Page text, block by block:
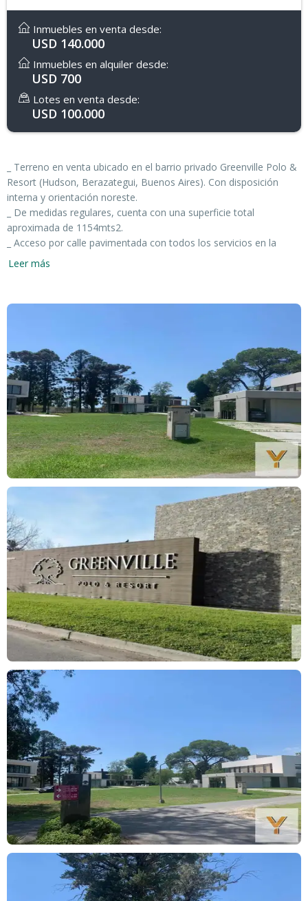
Inmuebles en venta desde:
USD 140.000
Inmuebles en alquiler desde:
USD 700
Lotes en venta desde:
USD 100.000
_ Terreno en venta ubicado en el barrio privado Greenville Polo &
Resort (Hudson, Berazategui, Buenos Aires). Con disposición
interna y orientación noreste.
_ De medidas regulares, cuenta con una superficie total
aproximada de 1154mts2.
_ Acceso por calle pavimentada con todos los servicios en la
zona.
Innovación | Calidad | Sustentabilidad | Diseño
La información descripta en el presente aviso es meramente
orientativa y no forma parte de ningún tipo de documentación
contractual. Los datos enunciados fueron proporcionados por los
propietarios y pueden arrojar inexactitudes, las superficies
definitivas surgirán del título de propiedad del inmueble referido.
Se deja constancia de que los valores y/o expensas pueden estar
sujetas a verificación o ajuste.
Lo que estás buscando lo tenemos | Estés Donde Estés
Vendemos en Todos Lados.
Buscas garantía para tu alquiler?.
Conseguilo mas fácil, rápido y económico con Garantix.
100% online y cotización al instante.
Abona en 3 cuotas sin interés y hasta 12 cuotas fijas o bien
abona de contado y obtené un precio inmejorable.
No busques más.
Alquila más Fácil. Alquila con Garantix.
Leer más